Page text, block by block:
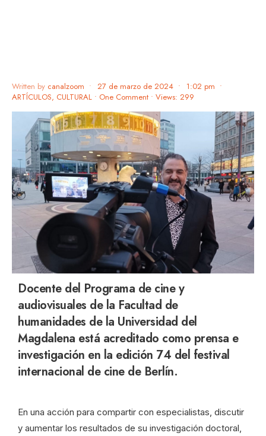
Written by canalzoom • 27 de marzo de 2024 • 1:02 pm •
ARTÍCULOS, CULTURAL • One Comment • Views: 299
Docente del Programa de cine y
audiovisuales de la Facultad de
humanidades de la Universidad del
Magdalena está acreditado como prensa e
investigación en la edición 74 del festival
internacional de cine de Berlín.
En una acción para compartir con especialistas, discutir
y aumentar los resultados de su investigación doctoral,